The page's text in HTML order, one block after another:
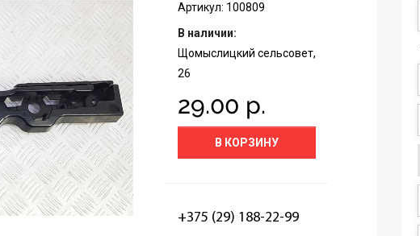
Артикул: 100809
В наличии:
Щомыслицкий сельсовет,
26
29.00 р.
В КОРЗИНУ
+375 (29) 188-22-99